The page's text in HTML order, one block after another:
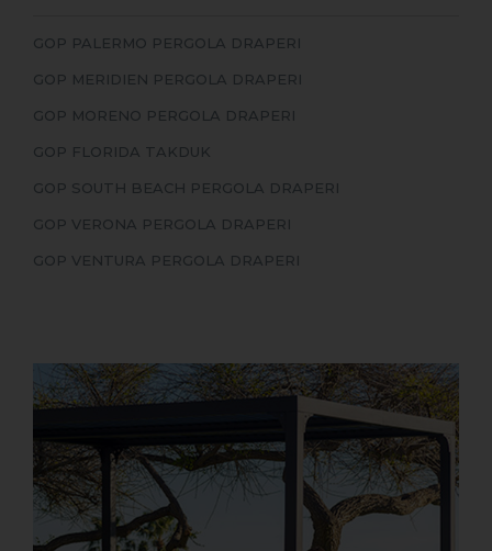
GOP PALERMO PERGOLA DRAPERI
GOP MERIDIEN PERGOLA DRAPERI
GOP MORENO PERGOLA DRAPERI
GOP FLORIDA TAKDUK
GOP SOUTH BEACH PERGOLA DRAPERI
GOP VERONA PERGOLA DRAPERI
GOP VENTURA PERGOLA DRAPERI